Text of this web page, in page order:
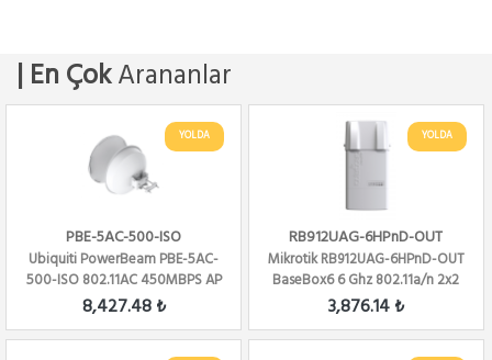
| En ÇokArananlar
YOLDA
PBE-5AC-500-ISO
Ubiquiti PowerBeam PBE-5AC-
500-ISO 802.11AC 450MBPS AP
8,427.48 ₺
YOLDA
RB912UAG-6HPnD-OUT
Mikrotik RB912UAG-6HPnD-OUT
BaseBox6 6 Ghz 802.11a/n 2x2
Mimo PT...
3,876.14 ₺